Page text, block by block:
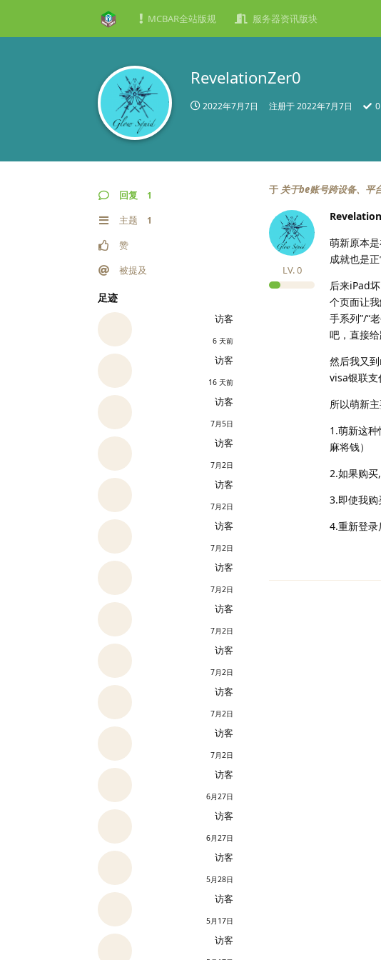
MCBAR全站版规 服务器资讯版块
RevelationZer0
2022年7月7日 注册于2022年7月7日 0
回复 1
主题 1
赞
被提及
足迹
访客
6 天前
访客
16 天前
访客
7月5日
访客
7月2日
访客
7月2日
访客
7月2日
访客
7月2日
访客
7月2日
访客
7月2日
访客
7月2日
访客
7月2日
访客
6月27日
访客
6月27日
访客
5月28日
访客
5月17日
访客
于 关于be账号跨设备、平
LV.0
萌新原本
成就也是正
后来iPad
个页面让
手系列”/“
吧，直接
然后我又
visa银联支
所以萌新
1.萌新这
麻将钱）
2.如果购
3.即使我
4.重新登录